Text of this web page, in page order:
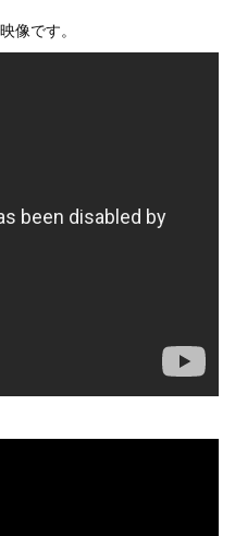
ノ∇`）
像です。